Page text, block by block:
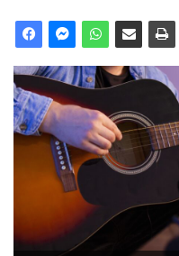
a
e
m
a
l